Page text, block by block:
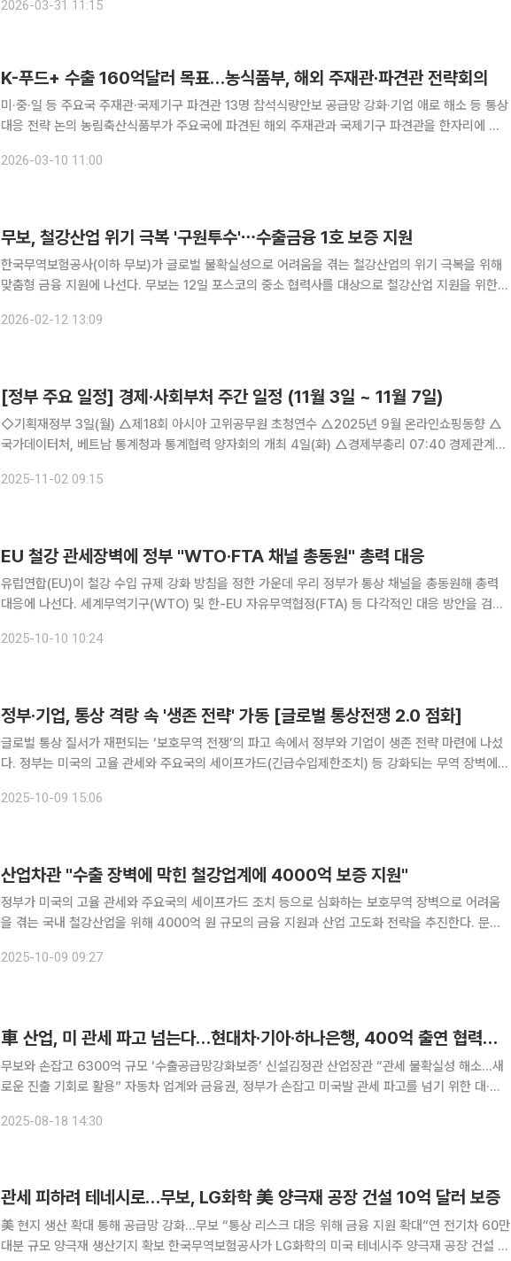
상에서다. 이 대통령은 31일 인도네시아 유력 일간지 콤파스와의 서면
2026-03-31 11:15
K-푸드+ 수출 160억달러 목표…농식품부, 해외 주재관·파견관 전략회의
미·중·일 등 주요국 주재관·국제기구 파견관 13명 참석식량안보 공급망 강화·기업 애로 해소 등 통상
대응 전략 논의 농림축산식품부가 주요국에 파견된 해외 주재관과 국제기구 파견관을 한자리에 모
11일부터 13일까지 3일간 정부세종청사에서 ‘2026년 해외
2026-03-10 11:00
무보, 철강산업 위기 극복 '구원투수'⋯수출금융 1호 보증 지원
한국무역보험공사(이하 무보)가 글로벌 불확실성으로 어려움을 겪는 철강산업의 위기 극복을 위해
맞춤형 금융 지원에 나선다. 무보는 12일 포스코의 중소 협력사를 대상으로 철강산업 지원을 위한
억원을 무보에 출연하고, 무보는 이를 재원으로 포스코의 중소 협력사
2026-02-12 13:09
[정부 주요 일정] 경제·사회부처 주간 일정 (11월 3일 ~ 11월 7일)
◇기획재정부 3일(월) △제18회 아시아 고위공무원 초청연수 △2025년 9월 온라인쇼핑동향 △
국가데이터처, 베트남 통계청과 통계협력 양자회의 개최 4일(화) △경제부총리 07:40 경제관계장
2025-11-02 09:15
EU 철강 관세장벽에 정부 "WTO·FTA 채널 총동원" 총력 대응
유럽연합(EU)이 철강 수입 규제 강화 방침을 정한 가운데 우리 정부가 통상 채널을 총동원해 총력
대응에 나선다. 세계무역기구(WTO) 및 한-EU 자유무역협정(FTA) 등 다각적인 대응 방안을 검토
산업통상부는 10일 박종원 통상차관보 주재로 철강업
2025-10-10 10:24
정부·기업, 통상 격랑 속 '생존 전략' 가동 [글로벌 통상전쟁 2.0 점화]
글로벌 통상 질서가 재편되는 ‘보호무역 전쟁’의 파고 속에서 정부와 기업이 생존 전략 마련에 나섰
다. 정부는 미국의 고율 관세와 주요국의 세이프가드(긴급수입제한조치) 등 강화되는 무역 장벽에
와 현지 생산 확대, 공급망 안정화를 통해 돌파구 마련에 나서는 등 민
2025-10-09 15:06
산업차관 "수출 장벽에 막힌 철강업계에 4000억 보증 지원"
정부가 미국의 고율 관세와 주요국의 세이프가드 조치 등으로 심화하는 보호무역 장벽으로 어려움
을 겪는 국내 철강산업을 위해 4000억 원 규모의 금융 지원과 산업 고도화 전략을 추진한다. 문신
2025-10-09 09:27
車 산업, 미 관세 파고 넘는다…현대차·기아·하나은행, 400억 출연 협력사 금융지원
무보와 손잡고 6300억 규모 ‘수출공급망강화보증’ 신설김정관 산업장관 “관세 불확실성 해소…새
로운 진출 기회로 활용” 자동차 업계와 금융권, 정부가 손잡고 미국발 관세 파고를 넘기 위한 대·중
보험공사가 이를 바탕으로 협력사에 6300억 원 규모의 우대 금융을
2025-08-18 14:30
관세 피하려 테네시로…무보, LG화학 美 양극재 공장 건설 10억 달러 보증
美 현지 생산 확대 통해 공급망 강화…무보 “통상 리스크 대응 위해 금융 지원 확대”연 전기차 60만
대분 규모 양극재 생산기지 확보 한국무역보험공사가 LG화학의 미국 테네시주 양극재 공장 건설 프